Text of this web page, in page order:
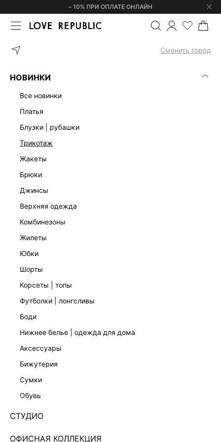
– 10% ПРИ ОПЛАТЕ ОНЛАЙН
Сменить город
НОВИНКИ
все новинки
платья
блузки | рубашки
трикотаж
жакеты
брюки
джинсы
верхняя одежда
комбинезоны
жилеты
юбки
шорты
корсеты | топы
футболки | лонгсливы
боди
нижнее белье | одежда для дома
аксессуары
бижутерия
сумки
обувь
СТУДИО
ОФИСНАЯ КОЛЛЕКЦИЯ
ГЛАВНАЯ БРЮКИ BARREL LEG С
ХИТ
БРЮКИ BARREL LEG С ВИСКОЗОЙ 5450214733-50
Нет в наличии
ЦВЕТ:ЧЕРНЫЙ